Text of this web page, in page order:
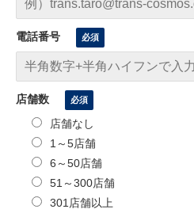
電話番号
店舗数
店舗なし
1～5店舗
6～50店舗
51～300店舗
301店舗以上